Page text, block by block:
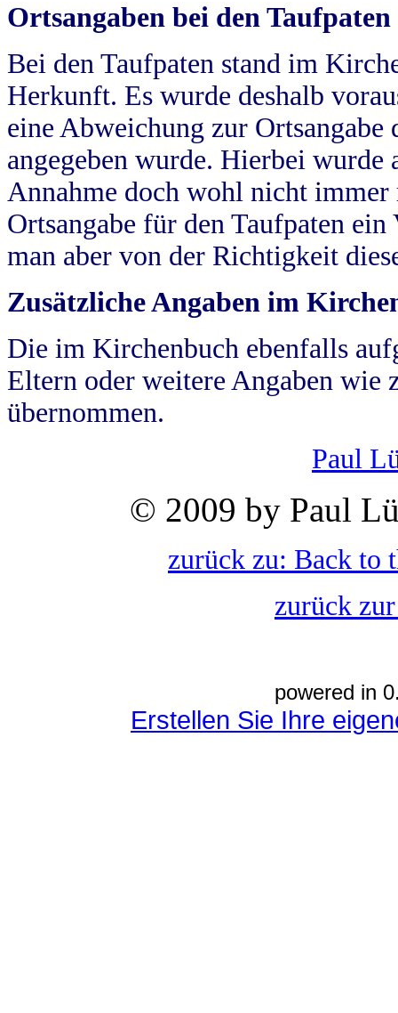
Ortsangaben bei den Taufpaten
Bei den Taufpaten stand im
Herkunft. Es wurde deshalb
eine Abweichung zur
angegeben wurde. Hierbei wurde
Annahme doch wohl nicht
Ortsangabe für den Taufpaten
man aber von der Richtigkeit
Zusätzliche Angaben im
Die im Kirchenbuch ebenfalls
Eltern oder weitere Angaben wie
übernommen.
Paul
© 2009 by Paul
zurück zu: Back to
zurück
powered in
Erstellen Sie Ihre